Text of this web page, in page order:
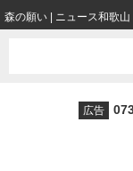
森の願い | ニュース和歌山
広告